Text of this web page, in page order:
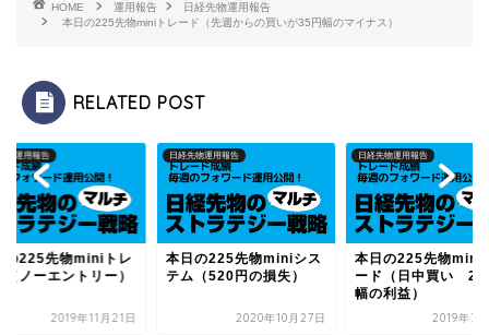
HOME 運用報告
日経先物運用報告
本日の225先物miniトレード（先週からの買いが35円幅のマイナス）
RELATED POST
物運用報告
の225先物miniトレ
（ノーエントリー）
2019年11月21日
日経先物運用報告
本日の225先物miniシス
テム（520円の損失）
2020年10月27日
日経先物運用報告
本日の225先物mini
ード（日中買い
幅の利益）
2019年7